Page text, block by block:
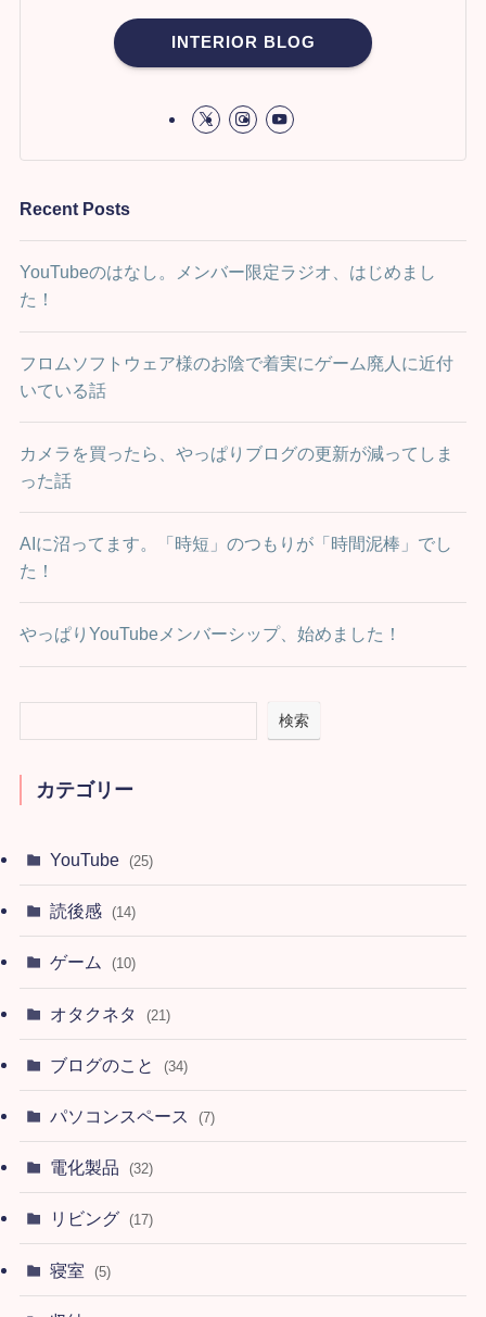
INTERIOR BLOG
Recent Posts
YouTubeのはなし。メンバー限定ラジオ、はじめまし
た！
フロムソフトウェア様のお陰で着実にゲーム廃人に近付
いている話
カメラを買ったら、やっぱりブログの更新が減ってしま
った話
AIに沼ってます。「時短」のつもりが「時間泥棒」でし
た！
やっぱりYouTubeメンバーシップ、始めました！
検索
カテゴリー
YouTube (25)
読後感 (14)
ゲーム (10)
オタクネタ (21)
ブログのこと (34)
パソコンスペース (7)
電化製品 (32)
リビング (17)
寝室 (5)